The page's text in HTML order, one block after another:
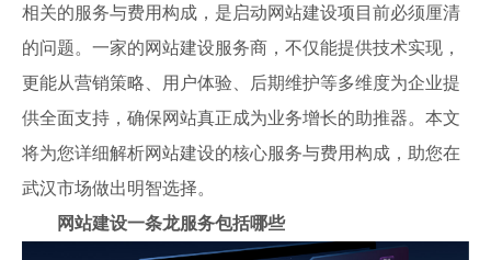
相关的服务与费用构成，是启动网站建设项目前必须厘清
的问题。一家的网站建设服务商，不仅能提供技术实现，
更能从营销策略、用户体验、后期维护等多维度为企业提
供全面支持，确保网站真正成为业务增长的助推器。本文
将为您详细解析网站建设的核心服务与费用构成，助您在
武汉市场做出明智选择。
网站建设一条龙服务包括哪些